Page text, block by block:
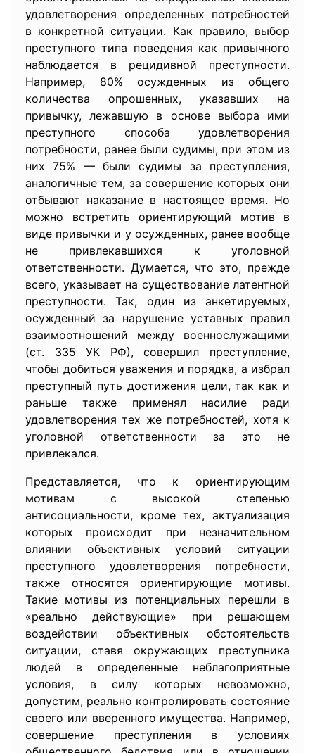
удовлетворения определенных потребностей
в конкретной ситуации. Как правило, выбор
преступного типа поведения как привычного
наблюдается в рецидивной преступности.
Например, 80% осужденных из общего
количества опрошенных, указавших на
привычку, лежавшую в основе выбора ими
преступного способа удовлетворения
потребности, ранее были судимы, при этом из
них 75% — были судимы за преступления,
аналогичные тем, за совершение которых они
отбывают наказание в настоящее время. Но
можно встретить ориентирующий мотив в
виде привычки и у осужденных, ранее вообще
не привлекавшихся к уголовной
ответственности. Думается, что это, прежде
всего, указывает на существование латентной
преступности. Так, один из анкетируемых,
осужденный за нарушение уставных правил
взаимоотношений между военнослужащими
(ст. 335 УК РФ), совершил преступление,
чтобы добиться уважения и порядка, а избрал
преступный путь достижения цели, так как и
раньше также применял насилие ради
удовлетворения тех же потребностей, хотя к
уголовной ответственности за это не
привлекался.
Представляется, что к ориентирующим
мотивам с высокой степенью
антисоциальности, кроме тех, актуализация
которых происходит при незначительном
влиянии объективных условий ситуации
преступного удовлетворения потребности,
также относятся ориентирующие мотивы.
Такие мотивы из потенциальных перешли в
«реально действующие» при решающем
воздействии объективных обстоятельств
ситуации, ставя окружающих преступника
людей в определенные неблагоприятные
условия, в силу которых невозможно,
допустим, реально контролировать состояние
своего или вверенного имущества. Например,
совершение преступления в условиях